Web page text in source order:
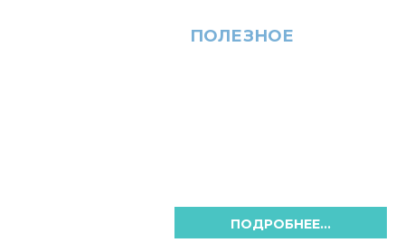
ПОЛЕЗНОЕ
ПОДРОБНЕЕ...